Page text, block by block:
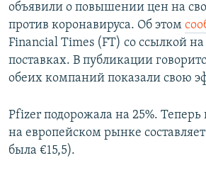
объявили о повышении цен на
против коронавируса. Об этом
Financial Times (FT) со ссылкой
поставках. В публикации
обеих компаний показали свою
Pfizer подорожала на 25%.
на европейском рынке
была €15,5).